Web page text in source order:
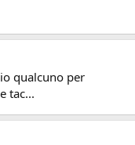
qualcuno per
tac...